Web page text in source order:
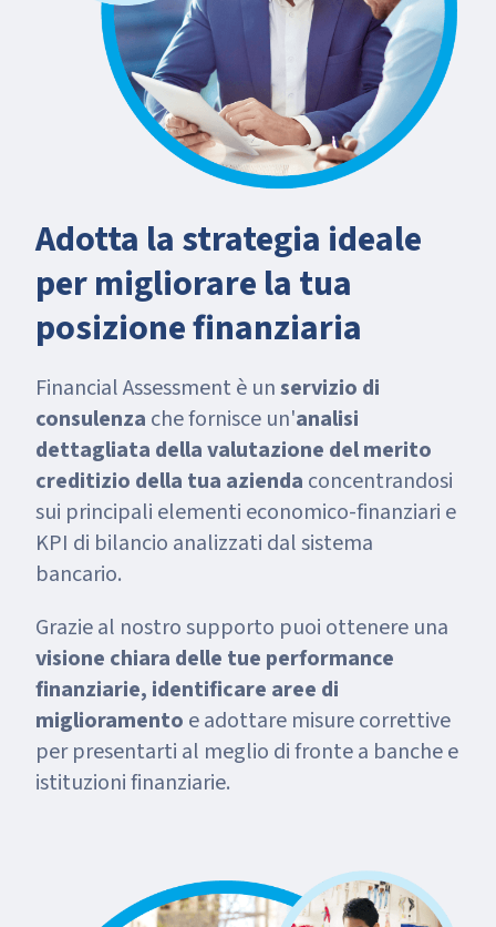
Adotta la strategia ideale
per migliorare la tua
posizione finanziaria
Financial Assessment è unservizio di
consulenza che fornisce un'analisi
dettagliata della valutazione del merito
creditizio della tua azienda concentrandosi
sui principali elementi economico-finanziari e
KPI di bilancio analizzati dal sistema
bancario.
Grazie al nostro supporto puoi ottenere una
visione chiara delle tue performance
finanziarie, identificare aree di
miglioramento e adottare misure correttive
per presentarti al meglio di fronte a banche e
istituzioni finanziarie.